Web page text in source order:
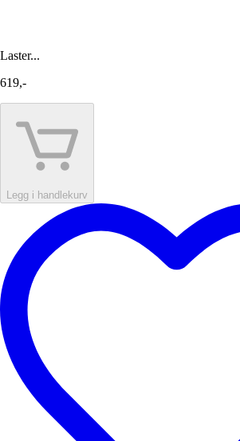
Laster...
619,-
Legg i handlekurv